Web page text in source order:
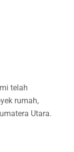
telah
rumah,
Utara.